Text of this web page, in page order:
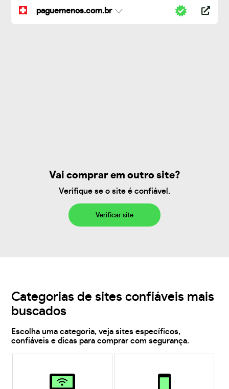
paguemenos.com.br
Vai comprar em outro site?
Verifique se o site é confiável.
Verificar site
Categorias de sites confiáveis mais
buscados
Escolha uma categoria, veja sites específicos,
confiáveis e dicas para comprar com segurança.